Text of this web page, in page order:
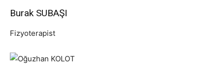
Burak SUBAŞI
Fizyoterapist